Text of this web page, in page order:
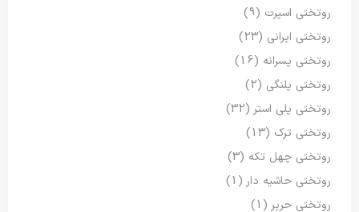
روتختی اسپرت (9)
روتختی ایرانی (23)
روتختی پسرانه (16)
روتختی پلنگی (2)
روتختی پلی استر (32)
روتختی ترک (13)
روتختی چهل تکه (3)
روتختی حاشیه دار (1)
روتختی حریر (1)